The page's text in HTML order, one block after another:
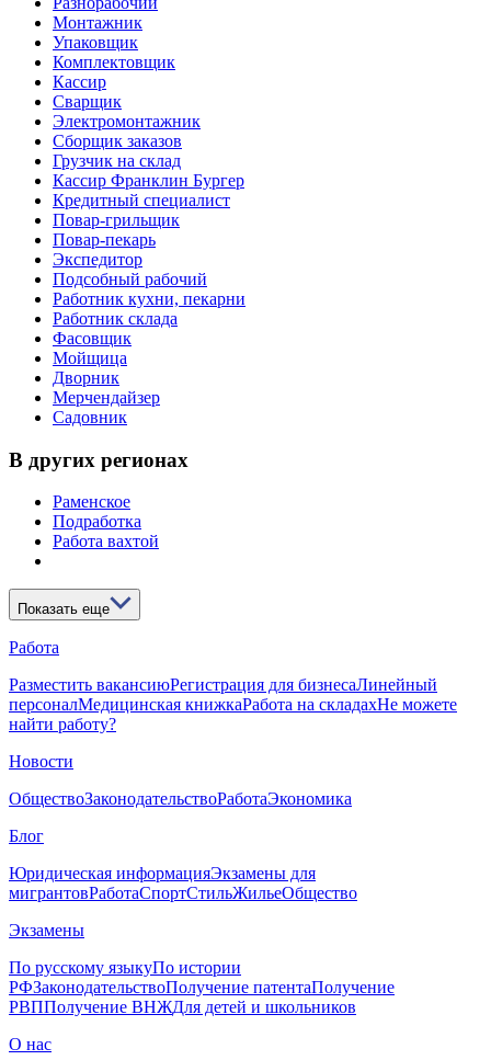
Монтажник
Упаковщик
Комплектовщик
Кассир
Сварщик
Электромонтажник
Сборщик заказов
Грузчик на склад
Кассир Франклин Бургер
Кредитный специалист
Повар-грильщик
Повар-пекарь
Экспедитор
Подсобный рабочий
Работник кухни, пекарни
Работник склада
Фасовщик
Мойщица
Дворник
Мерчендайзер
Садовник
В других регионах
Раменское
Подработка
Работа вахтой
Показать еще
Работа
Разместить вакансиюРегистрация для бизнесаЛинейный
персоналМедицинская книжкаРабота на складахНе можете
найти работу?
Новости
ОбществоЗаконодательствоРаботаЭкономика
Блог
Юридическая информацияЭкзамены для
мигрантовРаботаСпортСтильЖильеОбщество
Экзамены
По русскому языкуПо истории
РФЗаконодательствоПолучение патентаПолучение
РВППолучение ВНЖДля детей и школьников
О нас